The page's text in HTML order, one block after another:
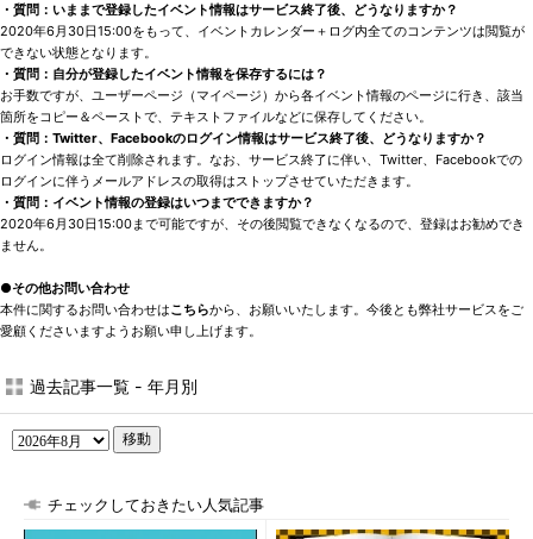
・質問： いままで登録したイベント情報はサービス終了後、どうなりますか？
2020年6月30日15:00をもって、イベントカレンダー＋ログ内全てのコンテンツは閲覧が
できない状態となります。
・質問： 自分が登録したイベント情報を保存するには？
お手数ですが、ユーザーページ（マイページ）から各イベント情報のページに行き、該当
箇所をコピー＆ペーストで、テキストファイルなどに保存してください。
・質問： Twitter、Facebookのログイン情報はサービス終了後、どうなりますか？
ログイン情報は全て削除されます。なお、サービス終了に伴い、Twitter、Facebookでの
ログインに伴うメールアドレスの取得はストップさせていただきます。
・質問： イベント情報の登録はいつまでできますか？
2020年6月30日15:00まで可能ですが、その後閲覧できなくなるので、登録はお勧めでき
ません。
●その他お問い合わせ
本件に関するお問い合わせはこちらから、お願いいたします。今後とも弊社サービスをご
愛顧くださいますようお願い申し上げます。
過去記事一覧 - 年月別
移動
チェックしておきたい人気記事